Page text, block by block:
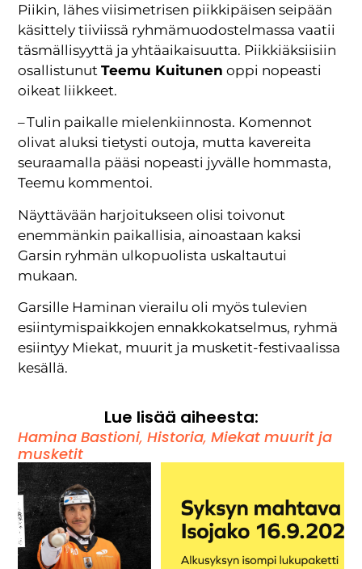
Piikin, lähes viisimetrisen piikkipäisen seipään
käsittely tiiviissä ryhmämuodostelmassa vaatii
täsmällisyyttä ja yhtäaikaisuutta. Piikkiäksiisiin
osallistunutTeemu Kuitunen oppi nopeasti
oikeat liikkeet.
– Tulin paikalle mielenkiinnosta. Komennot
olivat aluksi tietysti outoja, mutta kavereita
seuraamalla pääsi nopeasti jyvälle hommasta,
Teemu kommentoi.
Näyttävään harjoitukseen olisi toivonut
enemmänkin paikallisia, ainoastaan kaksi
Garsin ryhmän ulkopuolista uskaltautui
mukaan.
Garsille Haminan vierailu oli myös tulevien
esiintymispaikkojen ennakkokatselmus, ryhmä
esiintyy Miekat, muurit ja musketit-festivaalissa
kesällä.
Lue lisää aiheesta:
Hamina Bastioni,Historia,Miekat muurit ja
musketit